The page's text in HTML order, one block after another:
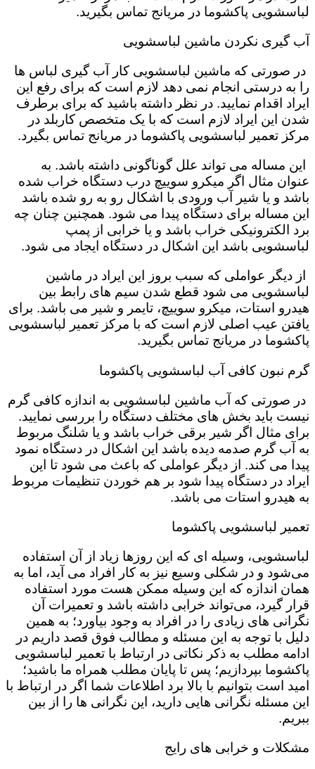
لباسشویی پاکشوما در مریانج تماس بگیرید.
آب گیری نکردن ماشین لباسشویی
در صورتی که ماشین لباسشویی کار آب گیری لباس ها
را به درستی انجام نمی دهد لازم است که برای رفع این
ایراد اقدام نمایید. در نظر داشته باشید که برای برطرف
شدن این ایراد لازم است که با یک متخصص کاربلد در
مرکز تعمیر لباسشویی پاکشوما در مریانج تماس بگیرد.
این مساله می تواند علل گوناگونی داشته باشد. به
عنوان مثال اگر میکرو سوییچ درب دستگاه خراب شده
باشد و یا شیر آب ورودی با اشکال رو به رو شده باشد
این مساله برای دستگاه پیدا می شود. همچنین چنان چه
برد الکترونیکی خراب باشد و یا خرابی از پمپ
لباسشویی باشد این اشکال در دستگاه ایجاد می شود.
از دیگر عواملی که سبب بروز این ایراد در ماشین
لباسشویی می شود قطع شدن سیم های رابط بین
هیدرو استات، میکرو سوییچ، تایمر و شیر می باشد. برای
یافتن عیب اصلی لازم است که با مرکز تعمیر لباسشویی
پاکشوما در مریانج تماس بگیرید.
گرم نبون کافی آب لباسشویی پاکشوما
در صورتی که آب ماشین لباسشویی به اندازه کافی گرم
نیست باید بخش های مختلف دستگاه را بررسی نمایید.
برای مثال اگر شیر برقی خراب باشد و یا شلنگ مربوط
به آب گرم صدمه دیده باشد این اشکال در دستگاه نمود
پیدا می کند. از دیگر عواملی که باعث می شود تا این
ایراد در دستگاه پیدا شود بر هم خوردن تنظیمات مربوط
به هیدرو استات می باشد.
تعمیر لباسشویی پاکشوما
لباسشویی، وسیله ای که این روزها زیاد از آن استفاده
می‌شود و در شکلی وسیع نیز به کار افراد می آید، اما به
همان اندازه که این وسیله ممکن هست مورد استفاده
قرار گیرد، می‌تواند خرابی داشته باشد و تعمیرات آن
نگرانی های زیادی را در افراد به وجود بیاورد؛ به همین
دلیل با توجه به این مسئله و مطالب فوق قصد داریم در
ادامه مطلب به ذکر نکاتی در ارتباط با تعمیر لباسشویی
پاکشوما بپردازیم؛ پس تا پایان مطلب همراه ما باشید؛
امید است بتوانیم با بالا برد اطلاعات شما اگر در ارتباط با
این مسئله نگرانی هایی دارید، این نگرانی ها را از بین
ببریم.
مشکلات و خرابی های رایج